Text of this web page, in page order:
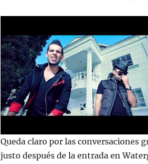
Queda claro por las conversaciones
justo después de la entrada en